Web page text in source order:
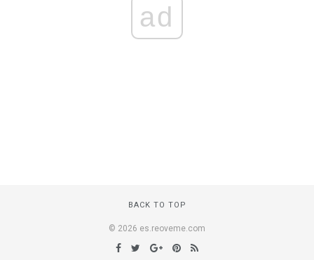
ad
BACK TO TOP
© 2026 es.reoveme.com